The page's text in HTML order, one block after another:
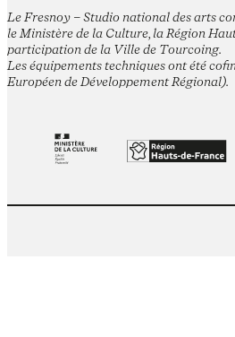
Le Fresnoy – Studio national des arts
le Ministère de la Culture, la Région
participation de la Ville de Tourcoing.
Les équipements techniques ont été
Européen de Développement Régional).